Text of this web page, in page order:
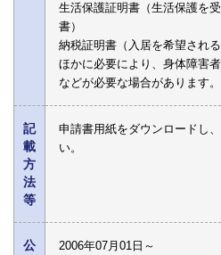
生活保護証明書（生活保護を
書）
納税証明書（入居を希望される
ほかに必要により、身体障害
などが必要な場合があります。
記
載
方
法
等
申請書用紙をダウンロードし
い。
公
2006年07月01日～